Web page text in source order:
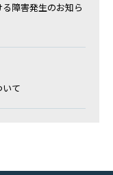
障害発生のお知ら
いて